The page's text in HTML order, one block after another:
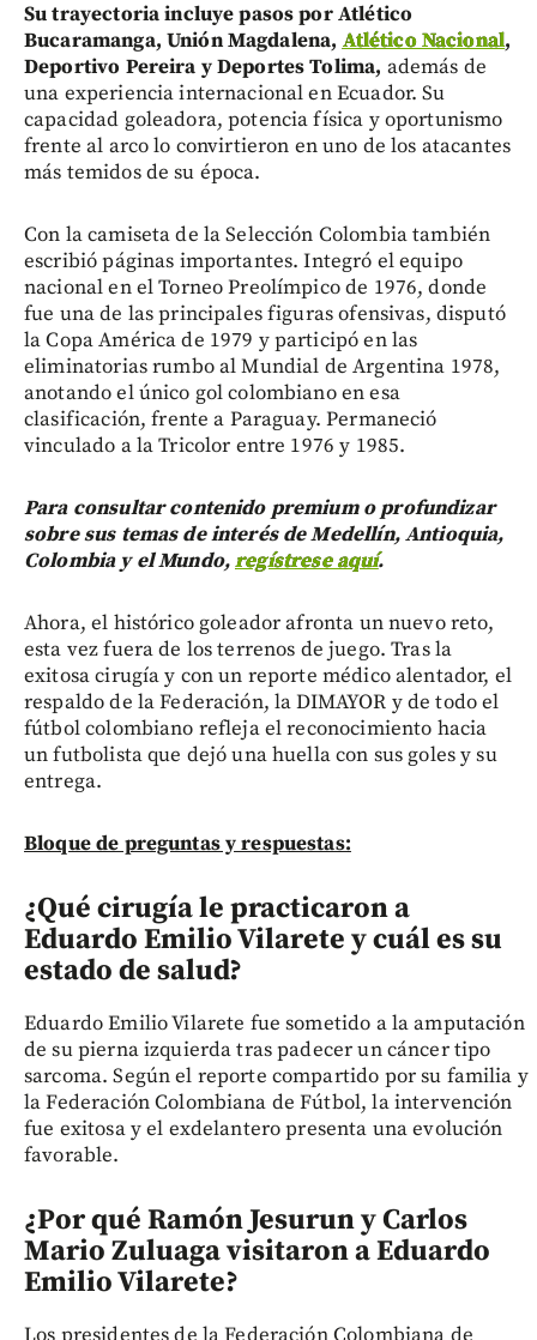
Su trayectoria incluye pasos por Atlético
Bucaramanga, Unión Magdalena, Atlético Nacional,
Deportivo Pereira y Deportes Tolima, además de
una experiencia internacional en Ecuador. Su
capacidad goleadora, potencia física y oportunismo
frente al arco lo convirtieron en uno de los atacantes
más temidos de su época.
Con la camiseta de la Selección Colombia también
escribió páginas importantes. Integró el equipo
nacional en el Torneo Preolímpico de 1976, donde
fue una de las principales figuras ofensivas, disputó
la Copa América de 1979 y participó en las
eliminatorias rumbo al Mundial de Argentina 1978,
anotando el único gol colombiano en esa
clasificación, frente a Paraguay. Permaneció
vinculado a la Tricolor entre 1976 y 1985.
Para consultar contenido premium o profundizar
sobre sus temas de interés de Medellín, Antioquia,
Colombia y el Mundo,regístrese aquí.
Ahora, el histórico goleador afronta un nuevo reto,
esta vez fuera de los terrenos de juego. Tras la
exitosa cirugía y con un reporte médico alentador, el
respaldo de la Federación, la DIMAYOR y de todo el
fútbol colombiano refleja el reconocimiento hacia
un futbolista que dejó una huella con sus goles y su
entrega.
Bloque de preguntas y respuestas:
¿Qué cirugía le practicaron a
Eduardo Emilio Vilarete y cuál es su
estado de salud?
Eduardo Emilio Vilarete fue sometido a la amputación
de su pierna izquierda tras padecer un cáncer tipo
sarcoma. Según el reporte compartido por su familia y
la Federación Colombiana de Fútbol, la intervención
fue exitosa y el exdelantero presenta una evolución
favorable.
¿Por qué Ramón Jesurun y Carlos
Mario Zuluaga visitaron a Eduardo
Emilio Vilarete?